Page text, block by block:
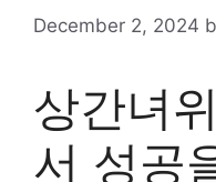
December 2, 2024
상간녀
서 성공